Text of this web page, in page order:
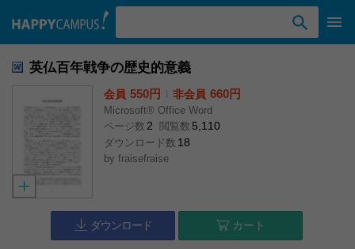
英仏百年戦争の歴史的意義
会員 550円 非会員 660円
Microsoft® Office Word
ページ数 2 閲覧数 5,110
ダウンロード数 18
by fraisefraise
ダウンロード カート